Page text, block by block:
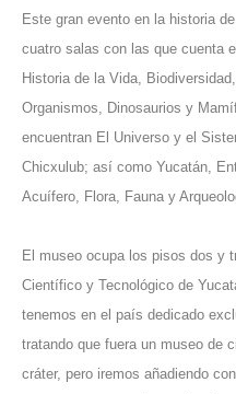
Este gran evento en la historia
cuatro salas con las que cuenta
Historia de la Vida,
Organismos, Dinosaurios y
encuentran El Universo y el
Chicxulub; así como Yucatán,
Acuífero, Flora, Fauna y
El museo ocupa los pisos dos y
Científico y Tecnológico de
tenemos en el país dedicado
tratando que fuera un museo de
cráter, pero iremos añadiendo